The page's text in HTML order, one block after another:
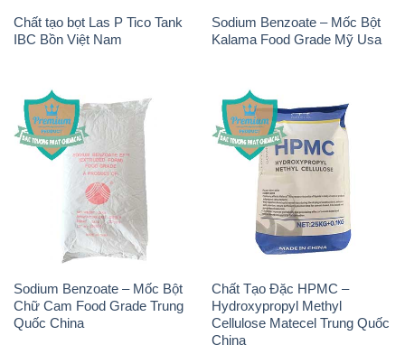
Chất tạo bọt Las P Tico Tank
IBC Bồn Việt Nam
Sodium Benzoate – Mốc Bột
Kalama Food Grade Mỹ Usa
Sodium Benzoate – Mốc Bột
Chữ Cam Food Grade Trung
Quốc China
Chất Tạo Đặc HPMC –
Hydroxypropyl Methyl
Cellulose Matecel Trung Quốc
China